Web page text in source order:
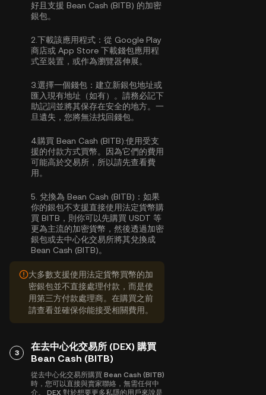
好且支援 Bean Cash (BITB) 的加密
銀包。
2. 下載該應用程式： 從 Google Play
商店或 App Store 下載錢包應用程
式至裝置，或作為瀏覽器伸展。
3.選擇一個錢包： 建立新銀包地址或
匯入現有地址（如有）。請務必記下
助記詞並將其保存在安全的地方。一
旦遺失，您將無法找回錢包。
4.購買 Bean Cash (BITB):使用受支
援的付款方式買幣。因為它們的費用
可能高於交易所，所以請先查看費
用。
5. 兌換為 Bean Cash (BITB)： 如果
你的銀包不支援直接使用法定貨幣購
買 BITB，則你可以先購買 USDT 等
更為主流的加密貨幣，然後透過加密
銀包或去中心化交易所將其兌換成
Bean Cash (BITB)。
大多數支援使用法定貨幣買幣的加
密銀包並不直接處理付款，而是使
用第三方付款處理商。在購買之前
請查看並確保你能接受相關費用。
3
在去中心化交易所 (DEX) 購買
Bean Cash (BITB)
從去中心化交易所購買 Bean Cash (BITB)
時，您可以直接與賣家聯絡，無需任何中
介。 DEX 對於想要更多私隱的用戶來說是